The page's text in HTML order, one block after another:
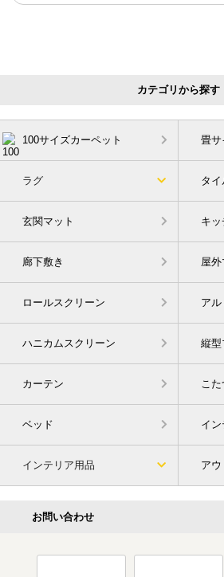
カテゴリから探す
100サイズカーペット 畳サ
ラグ タイ
玄関マット キッ
廊下敷き 屋外
ロールスクリーン アル
ハニカムスクリーン 縦型
カーテン こ
ベッド イ
インテリア用品 アウ
お問い合わせ